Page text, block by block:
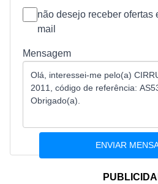
não desejo receber ofertas
mail
Mensagem